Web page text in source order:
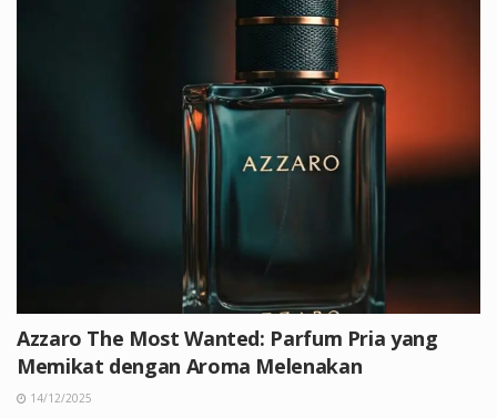
Azzaro The Most Wanted: Parfum Pria yang
Memikat dengan Aroma Melenakan
14/12/2025